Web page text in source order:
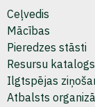
Ceļvedis
Mācības
Pieredzes stāsti
Resursu katalogs
Ilgtspējas
Atbalsts